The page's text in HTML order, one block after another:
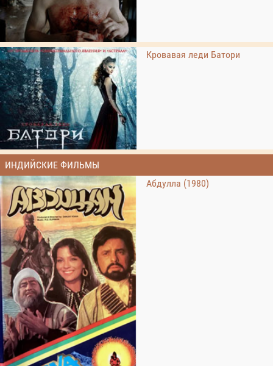
Кровавая леди Батори
ИНДИЙСКИЕ ФИЛЬМЫ
Абдулла (1980)